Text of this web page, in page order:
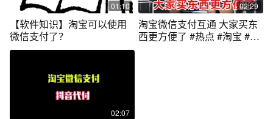
01:10
【软件知识】淘宝可以使用
微信支付了？
02:29
淘宝微信支付互通 大家买东
西更方便了 #热点 #淘宝 #微
02:07